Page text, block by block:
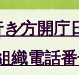
方開庁
織電話